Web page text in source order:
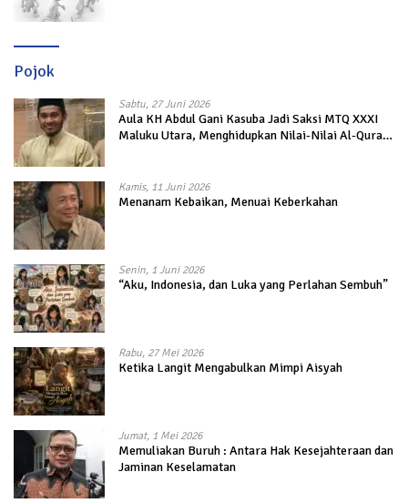
Pojok
Sabtu, 27 Juni 2026
Aula KH Abdul Gani Kasuba Jadi Saksi MTQ XXXI
Maluku Utara, Menghidupkan Nilai-Nilai Al-Quran
Kamis, 11 Juni 2026
Menanam Kebaikan, Menuai Keberkahan
Senin, 1 Juni 2026
“Aku, Indonesia, dan Luka yang Perlahan Sembuh”
Rabu, 27 Mei 2026
Ketika Langit Mengabulkan Mimpi Aisyah
Jumat, 1 Mei 2026
Memuliakan Buruh : Antara Hak Kesejahteraan dan
Jaminan Keselamatan